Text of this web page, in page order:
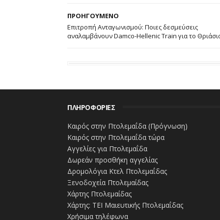
Στην ακαθάριστη προστιθέμενη αξία, ο
του συνόλου), με τη μεταποίηση και
συνολικών απασχολουμένων),
(16,5%) και τον τομέα καταλύματος και
#ΕΠΙΧΕΙΡΗΣΕΙΣ #ΕΜΠΟΡΙΟ
ΠΡΟΗΓΟΥΜΕΝΟ
Επιτροπή Ανταγωνισμού: Ποιες δεσμεύσεις
αναλαμβάνουν Damco-Hellenic Train για το Θριάσιο
ΠΛΗΡΟΦΟΡΙΕΣ
Καιρός στην Πτολεμαΐδα (Πρόγνωση)
Καιρός στην Πτολεμαΐδα τώρα
Αγγελίες για Πτολεμαΐδα
Δωρεάν προσθήκη αγγελίας
Δρομολόγια Κτελ Πτολεμαΐδας
Ξενοδοχεία Πτολεμαίδας
Χάρτης Πτολεμαίδας
Χάρτης: ΤΕΙ Μαιευτικής Πτολεμαΐδας
Χρήσιμα τηλέφωνα